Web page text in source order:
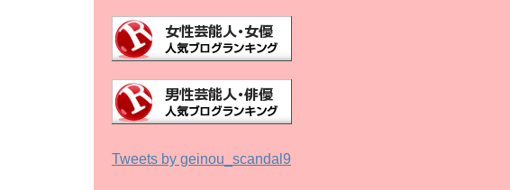
Tweets by geinou_scandal9